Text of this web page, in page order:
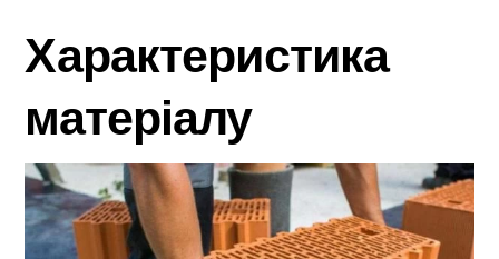
Характеристика
матеріалу